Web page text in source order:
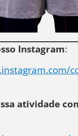
Instagram:
atividade